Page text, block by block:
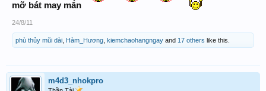
mỡ bát may mắn
24/8/11
phù thủy mũi dài Hàm_Hương kiemchaohangngay and 17 others like this.
m4d3_nhokpro